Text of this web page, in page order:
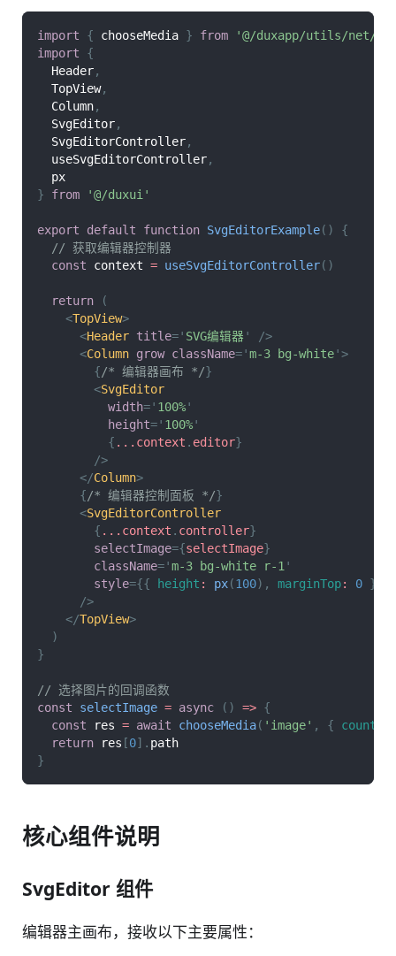
import { chooseMedia } from
'@/duxapp/utils/net/
import
{
Header,
TopView,
Column,
SvgEditor,
SvgEditorController,
  useSvgEditorController
,
  px
}
from '@/duxui'
export default function SvgEditorExample( )
{
// 获取编辑器控制器
const context = useSvgEditorController( )
return
(
<TopView>
<Header title=' SVG编辑器 '
/>
<Column grow className='m-3 bg-white'>
{/* 编辑器画布 */}
<SvgEditor
width=' 100%'
height=' 100%'
{ ... context . editor}
/>
</Column>
{/* 编辑器控制面板 */}
<SvgEditorController
{ ... context . controller}
selectImage={selectImage}
className='m-3 bg-white r-1 '
style={{ height : px(100) , marginTop: 0 }
/>
</TopView>
)
}
// 选择图片的回调函数
const
selectImage = async ( ) => {
const res = await chooseMedia( 'image' , { count
return res [0] . path
}
核心组件说明
SvgEditor 组件
编辑器主画布，接收以下主要属性：